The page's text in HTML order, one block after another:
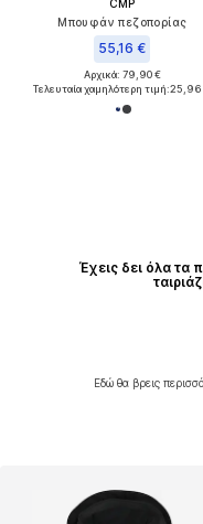
CMP
Μπουφάν πεζοπορίας
55,16 €
Αρχικά: 79,90 €
Τελευταία χαμηλότερη τιμή:25,96
Έχεις δει όλα
Εδώ θα βρεις